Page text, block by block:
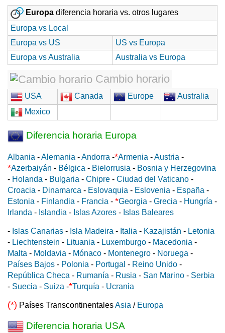
Europa diferencia horaria vs. otros lugares
Europa vs Local
Europa vs US
US vs Europa
Europa vs Australia
Australia vs Europa
Cambio horario
USA Canada Europe
Australia
Mexico
Diferencia horaria Europa
Albania -Alemania -Andorra -*Armenia -Austria -
*Azerbaiyán - Bélgica - Bielorrusia - Bosnia y Herzegovina
- Holanda - Bulgaria - Chipre - Ciudad del Vaticano -
Croacia - Dinamarca - Eslovaquia - Eslovenia - España -
Estonia - Finlandia - Francia - *Georgia - Grecia - Hungría -
Irlanda - Islandia - Islas Azores - Islas Baleares
- Islas Canarias - Isla Madeira - Italia - Kazajistán - Letonia
- Liechtenstein - Lituania - Luxemburgo - Macedonia -
Malta - Moldavia - Mónaco - Montenegro - Noruega -
Países Bajos - Polonia - Portugal - Reino Unido -
República Checa - Rumanía - Rusia - San Marino - Serbia
- Suecia - Suiza -*Turquía - Ucrania
(*) Países TranscontinentalesAsia / Europa
Diferencia horaria USA